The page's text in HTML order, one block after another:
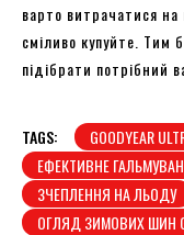
варто витрачатися на
сміливо купуйте. Тим
підібрати потрібний
TAGS: GOODYEAR
ЕФЕКТИВНЕ
ЗЧЕПЛЕННЯ НА ЛЬОДУ
ОГЛЯД ЗИМОВИХ ШИН